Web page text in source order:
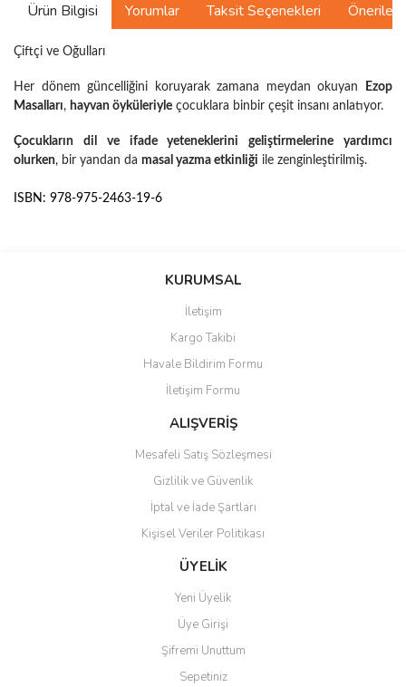
Ürün Bilgisi Yorumlar Taksit Seçenekleri
Çiftçi ve Oğulları
Her dönem güncelliğini koruyarak zamana meydan okuyan
Ezop
Masalları, hayvan öyküleriyle çocuklara binbir çeşit insanı anlatıyor.
Çocukların dil ve ifade yeteneklerini geliştirmelerine yardımcı
olurken, bir yandan da masal yazma etkinliği ile zenginleştirilmiş.
ISBN: 978-975-2463-19-6
Bu ürüne ilk yorumu siz yapın!
Ürün resmi kalitesiz, bozuk veya görüntülenemiyor.
Ürün açıklamasında eksik bilgiler bulunuyor.
Ürün bilgilerinde hatalar bulunuyor.
Ürün fiyatı diğer sitelerden daha pahalı.
Gönder
KURUMSAL
İletişim
Kargo Takibi
Havale Bildirim Formu
İletişim Formu
ALIŞVERİŞ
Mesafeli Satış Sözleşmesi
Gizlilik ve Güvenlik
İptal ve İade Şartları
Kişisel Veriler Politikası
ÜYELİK
Yeni Üyelik
Üye Girişi
Şifremi Unuttum
Sepetiniz